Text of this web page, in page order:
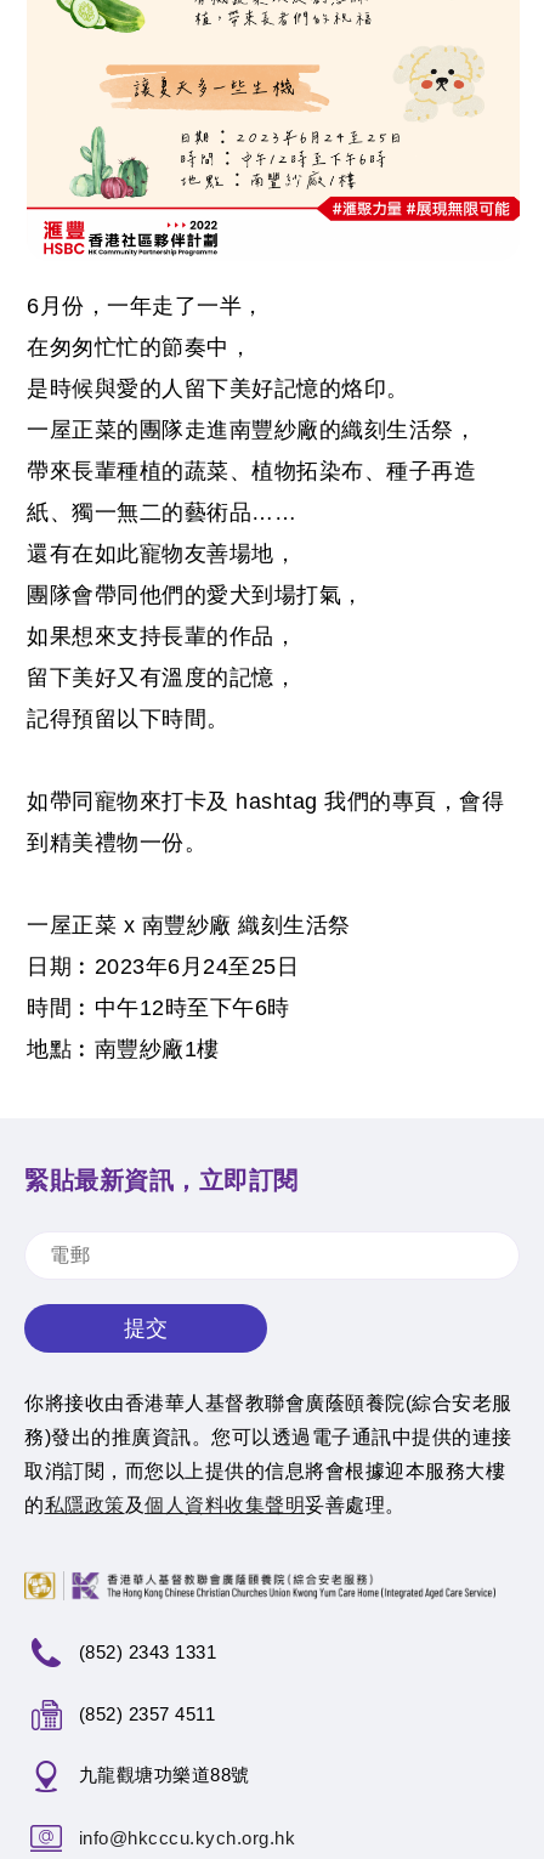
6月份，一年走了一半，
在匆匆忙忙的節奏中，
是時候與愛的人留下美好記憶的烙印。
一屋正菜的團隊走進南豐紗廠的織刻生活祭 ，
帶來長輩種植的蔬菜、植物拓染布、種子再造
紙、獨一無二的藝術品……
還有在如此寵物友善場地 ，
團隊會帶同他們的愛犬到場打氣，
如果想來支持長輩的作品，
留下美好又有溫度的記憶，
記得預留以下時間。
如帶同寵物來打卡及 hashtag 我們的專頁，會得
到精美禮物一份。
一屋正菜 x 南豐紗廠 織刻生活祭
日期︰2023年6月24至25日
時間︰中午12時至下午6時
地點︰南豐紗廠1樓
緊貼最新資訊，立即訂閱
提交
你將接收由香港華人基督教聯會廣蔭頤養院(綜合安老服
務)發出的推廣資訊。您可以透過電子通訊中提供的連接
取消訂閱，而您以上提供的信息將會根據迎本服務大樓
的私隱政策及個人資料收集聲明妥善處理。
(852) 2343 1331
(852) 2357 4511
九龍觀塘功樂道88號
info@hkcccu.kych.org.hk